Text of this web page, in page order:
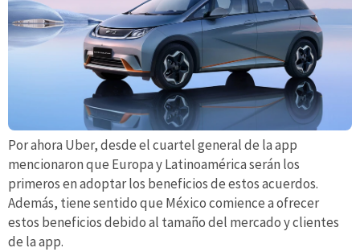
Por ahora Uber, desde el cuartel general de la app
mencionaron que Europa y Latinoamérica serán los
primeros en adoptar los beneficios de estos acuerdos.
Además, tiene sentido que México comience a ofrecer
estos beneficios debido al tamaño del mercado y clientes
de la app.